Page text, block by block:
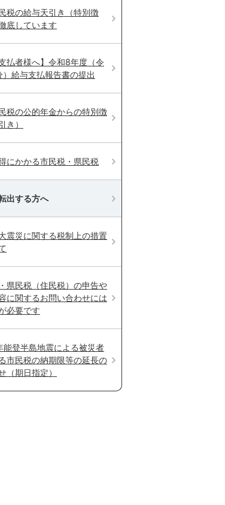
税の給与天引き（特別徴
底しています
支払者様へ】令和8年度（令
）給与支払報告書の提出
税の公的年金からの特別徴
き）
にかかる市民税・県民税
出する方へ
震災に関する税制上の措置
県民税（住民税）の申告や
に関するお問い合わせには
必要です
能登半島地震による被災者
市民税の納期限等の延長の
（期日指定）